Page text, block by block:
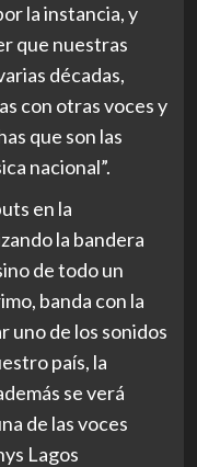
la instancia, y
que nuestras
décadas,
con otras voces y
que son las
nacional”.
en la
la bandera
de todo un
banda con la
uno de los sonidos
país, la
se verá
de las voces
Lagos